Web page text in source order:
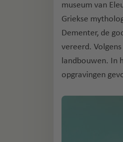
museum van
Griekse
Dementer, de
vereerd.
landbouwen. In
opgravingen